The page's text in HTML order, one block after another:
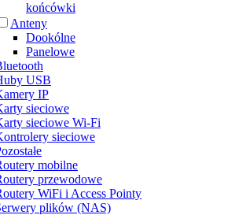
końcówki
Anteny
Dookólne
Panelowe
USB
IP
sieciowe
sieciowe Wi-Fi
sieciowe
mobilne
przewodowe
WiFi i Access Pointy
plików (NAS)